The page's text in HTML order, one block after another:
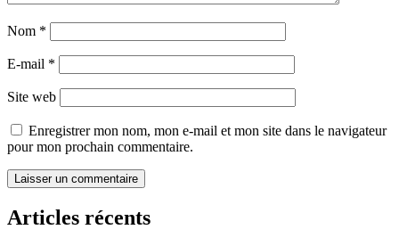
Nom *
E-mail *
Site web
Enregistrer mon nom, mon e-mail et mon site dans le navigateur
pour mon prochain commentaire.
Articles récents